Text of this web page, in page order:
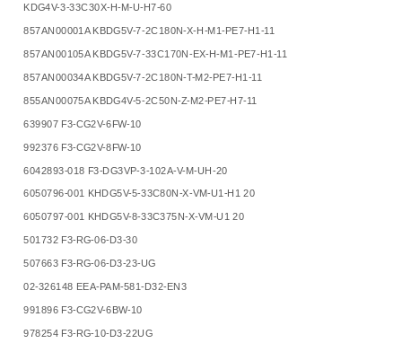
KDG4V-3-33C30X-H-M-U-H7-60
857AN00001A KBDG5V-7-2C180N-X-H-M1-PE7-H1-11
857AN00105A KBDG5V-7-33C170N-EX-H-M1-PE7-H1-11
857AN00034A KBDG5V-7-2C180N-T-M2-PE7-H1-11
855AN00075A KBDG4V-5-2C50N-Z-M2-PE7-H7-11
639907 F3-CG2V-6FW-10
992376 F3-CG2V-8FW-10
6042893-018 F3-DG3VP-3-102A-V-M-UH-20
6050796-001 KHDG5V-5-33C80N-X-VM-U1-H1 20
6050797-001 KHDG5V-8-33C375N-X-VM-U1 20
501732 F3-RG-06-D3-30
507663 F3-RG-06-D3-23-UG
02-326148 EEA-PAM-581-D32-EN3
991896 F3-CG2V-6BW-10
978254 F3-RG-10-D3-22UG